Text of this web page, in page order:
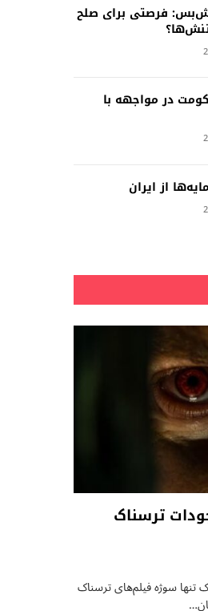
فرصتی برای صلح
در مواجهه با
از ایران
ترسناک
سوژه فیلم‌های ترسناک